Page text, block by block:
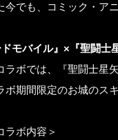
今でも、コミック・ア
モバイル』×『聖闘士
ラボでは、『聖闘士星
ボ期間限定のお城のス
ラボ内容＞